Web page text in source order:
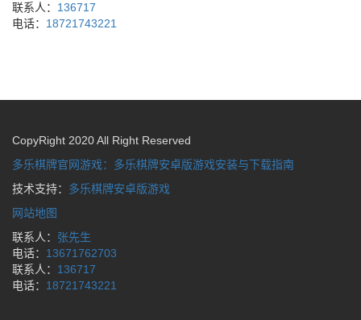
联系人： 136717
电话： 18721743221
CopyRight 2020 All Right Reserved
多乐棋牌官网游戏：多乐棋牌安卓版游戏安装与下载指南
技术支持： 多乐棋牌安卓版游戏
网站地图
联系人： 张先生
电话： 13671762703
联系人： 136717
电话： 18721743221